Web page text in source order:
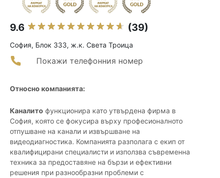
9.6 (39)
София, Блок 333, ж.к. Света Троица
Покажи телефонния номер
Относно компанията:
Каналито функционира като утвърдена фирма в
София, която се фокусира върху професионалното
отпушване на канали и извършване на
видеодиагностика. Компанията разполага с екип от
квалифицирани специалисти и използва съвременна
техника за предоставяне на бързи и ефективни
решения при разнообразни проблеми с